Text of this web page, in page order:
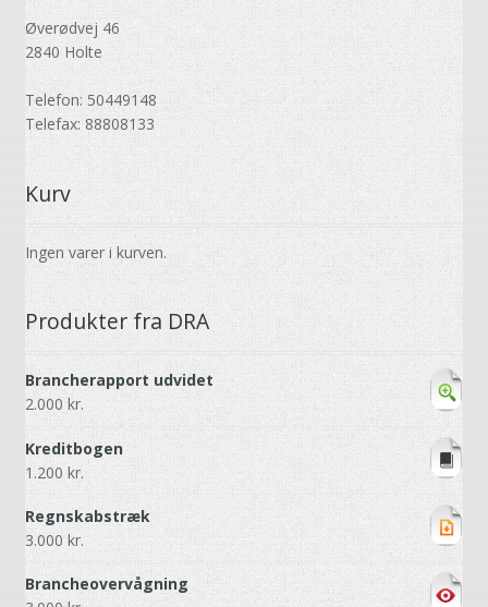
Øverødvej 46
2840 Holte
Telefon: 50449148
Telefax: 88808133
Kurv
Ingen varer i kurven.
Produkter fra DRA
Brancherapport udvidet
2.000 kr.
Kreditbogen
1.200 kr.
Regnskabstræk
3.000 kr.
Brancheovervågning